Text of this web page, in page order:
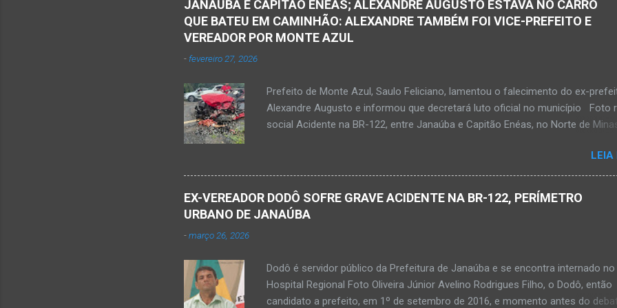
no chão. Ele teria sido alvo de disparos fatais. Um dos tiros acertou o tórax da
vítima. Henrique não resistiu e foi a óbito no local desse crime violento.
JANAÚBA E CAPITÃO ENÉAS; ALEXANDRE AUGUSTO ESTAVA NO CARRO
QUE BATEU EM CAMINHÃO: ALEXANDRE TAMBÉM FOI VICE-PREFEITO E
VEREADOR POR MONTE AZUL
- fevereiro 27, 2026
Prefeito de Monte Azul, Saulo Feliciano, lamentou o falecimento do ex-
Alexandre Augusto e informou que decretará luto oficial no município Foto
social Acidente na BR-122, entre Janaúba e Capitão Enéas, no Norte de Minas,
Augusto Fernandes de Oliveira, então prefeito de Monte Azul, durante
prefeitos realizados em Nova Porteirinha no dia 11 de fevereiro de 2017.
rede social Acidente na BR-122, entre Janaúba e Capitão Enéas, no Norte de
Minas, nesta sexta-feira, dia 27 de fevereiro de 2026. JANAÚBA (por Oliveira
Monte Azul, Alexandre Augusto Fernandes de Oliveira, morreu nesse acidente.
estava com 65 anos de idade e viaj...
LEIA
EX-VEREADOR DODÔ SOFRE GRAVE ACIDENTE NA BR-122, PERÍMETRO
URBANO DE JANAÚBA
-março 26, 2026
Dodô é servidor público da Prefeitura de Janaúba e se encontra internado no
Hospital Regional Foto Oliveira Júnior Avelino Rodrigues Filho, o Dodô, então
candidato a prefeito, em 1º de setembro de 2016, e momento antes do debate